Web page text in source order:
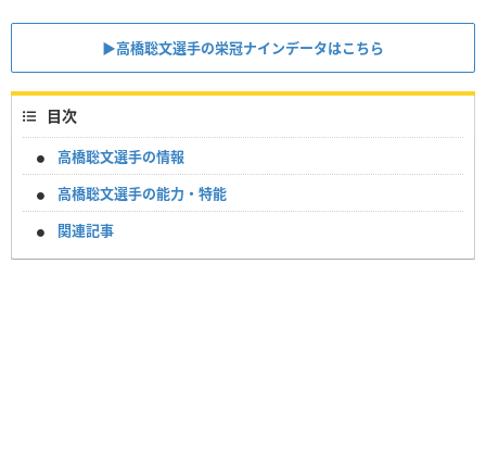
▶︎高橋聡文選手の栄冠ナインデータはこちら
目次
高橋聡文選手の情報
高橋聡文選手の能力・特能
関連記事